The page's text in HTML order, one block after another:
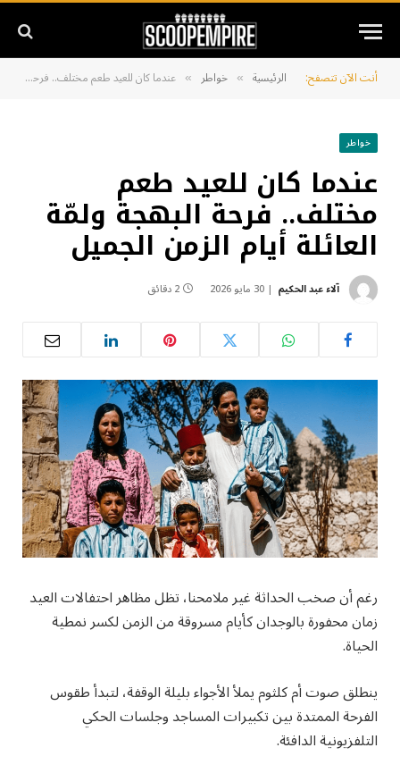
أنت الآن تتصفح: الرئيسية » خواطر » عندما كان للعيد طعم مختلف.. فرحة البهجة ولمّة العائلة أيام الزمن الجميل
خواطر
عندما كان للعيد طعم
مختلف.. فرحة البهجة ولمّة
العائلة أيام الزمن الجميل
آلاء عبد الحكيم 30 مايو 2026 2 دقائق
رغم أن صخب الحداثة غير ملامحنا، تظل مظاهر احتفالات العيد
زمان محفورة بالوجدان كأيام مسروقة من الزمن لكسر نمطية
الحياة.
ينطلق صوت أم كلثوم يملأ الأجواء بليلة الوقفة، لتبدأ طقوس
الفرحة الممتدة بين تكبيرات المساجد وجلسات الحكي
التلفزيونية الدافئة.